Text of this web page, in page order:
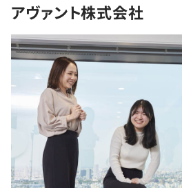
転職成功ガイド
転職エージェント
インタビュー
転職成功ガイド
求人検索
本選考
インターン
新卒エージェント
イベント・セミナー
学習
講座一覧
問題集
4択課題
ナレッジ
リファレンス
スキルチェック
プログラミング言語
SQL
評価結果一覧
再チャレンジ結果一覧
ゲーム・マンガ
メディア
Tech Team Journal
paiza times
paizaとは？
アヴァント株式会社